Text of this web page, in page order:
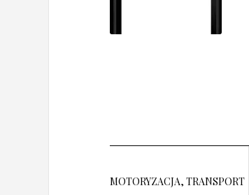
MOTORYZACJA, TRANSPORT